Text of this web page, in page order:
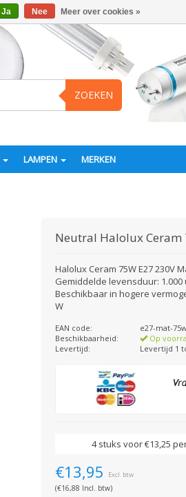
ZOEKEN
LAMPEN MERKEN
Neutral Halolux Ceram
Halolux Ceram 75W E27 230V
Gemiddelde levensduur: 1.000
Beschikbaar in hogere
W
EAN code:
e27-mat-
Beschikbaarheid:
Op
Levertijd:
Levertijd 1
4 stuks voor €13,25
€13,95 Excl. btw
(€16,88 Incl. btw)
Ja Nee Meer over cookies »